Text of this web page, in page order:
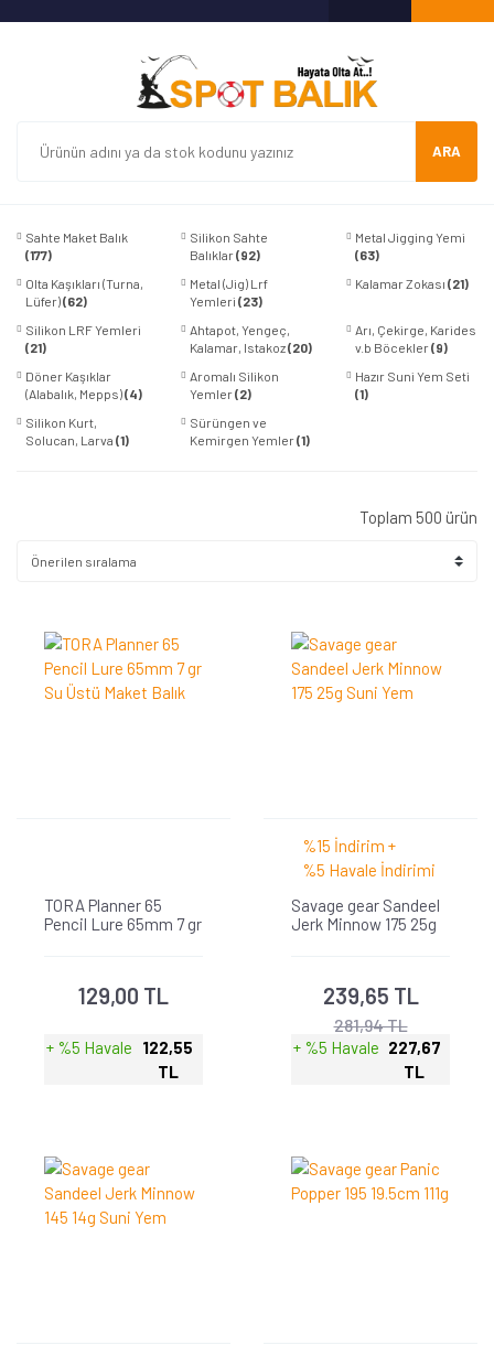
ARA
Sahte Maket Balık
(177)
Silikon Sahte
Balıklar(92)
Metal Jigging Yemi
(63)
Olta Kaşıkları (Turna,
Lüfer)(62)
Metal (Jig) Lrf
Yemleri(23)
Kalamar Zokası (21)
Silikon LRF Yemleri
(21)
Ahtapot, Yengeç,
Kalamar, Istakoz(20)
Arı, Çekirge, Karides
v.b Böcekler(9)
Döner Kaşıklar
(Alabalık, Mepps)(4)
Aromalı Silikon
Yemler(2)
Hazır Suni Yem Seti
(1)
Silikon Kurt,
Solucan, Larva (1)
Sürüngen ve
Kemirgen Yemler(1)
Toplam 500 ürün
TORA Planner 65
Pencil Lure 65mm 7 gr
129,00 TL
+ %5 Havale
122,55
TL
%15 İndirim +
%5 Havale İndirimi
Savage gear Sandeel
Jerk Minnow 175 25g
239,65 TL
281,94 TL
+ %5 Havale 227,67
TL